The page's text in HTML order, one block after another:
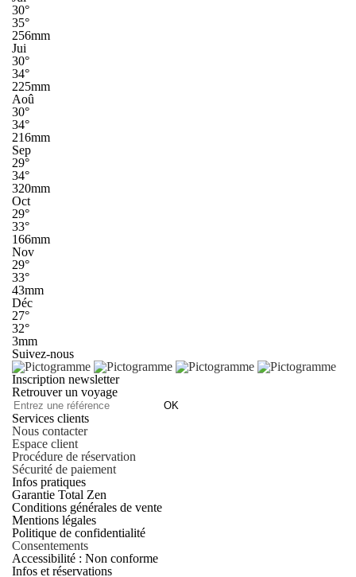
30°
35°
256mm
Jui
30°
34°
225mm
Aoû
30°
34°
216mm
Sep
29°
34°
320mm
Oct
29°
33°
166mm
Nov
29°
33°
43mm
Déc
27°
32°
3mm
Suivez-nous
Inscription newsletter
Retrouver un voyage
OK
Services clients
Nous contacter
Espace client
Procédure de réservation
Sécurité de paiement
Infos pratiques
Garantie Total Zen
Conditions générales de vente
Mentions légales
Politique de confidentialité
Consentements
Accessibilité : Non conforme
Infos et réservations